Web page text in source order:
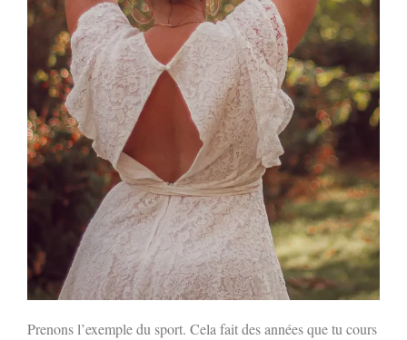
Prenons l’exemple du sport. Cela fait des années que tu cours